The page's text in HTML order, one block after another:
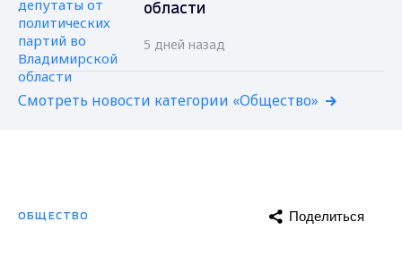
области
5 дней назад
Смотреть новости категории «Общество»
ОБЩЕСТВО Поделиться